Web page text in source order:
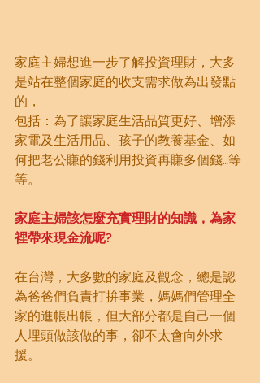
家庭主婦想進一步了解投資理財，大多
是站在整個家庭的收支需求做為出發點
的，
包括：為了讓家庭生活品質更好、增添
家電及生活用品、孩子的教養基金、如
何把老公賺的錢利用投資再賺多個錢…等
等。
家庭主婦該怎麼充實理財的知識，為家
裡帶來現金流呢?
在台灣，大多數的家庭及觀念，總是認
為爸爸們負責打拚事業，媽媽們管理全
家的進帳出帳，但大部分都是自己一個
人埋頭做該做的事，卻不太會向外求
援。